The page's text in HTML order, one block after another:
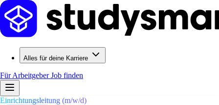
Alles für deine Karriere
Für ArbeitgeberJob finden
Einrichtungsleitung (m/w/d)